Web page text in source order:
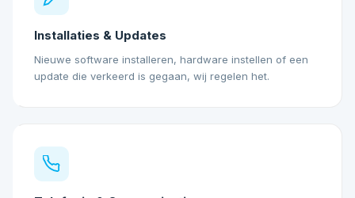
Installaties & Updates
Nieuwe software installeren, hardware instellen of een
update die verkeerd is gegaan, wij regelen het.